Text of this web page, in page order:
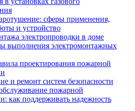
сферы применения,
и устройство
электропроводки в доме
выполнения электромонтажных
проектирования пожарной
и ремонт систем безопасности
пожарной
как поддерживать надежность